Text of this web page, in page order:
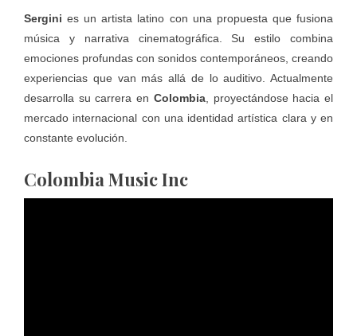
Sergini es un artista latino con una propuesta que fusiona
música y narrativa cinematográfica. Su estilo combina
emociones profundas con sonidos contemporáneos, creando
experiencias que van más allá de lo auditivo. Actualmente
desarrolla su carrera en Colombia, proyectándose hacia el
mercado internacional con una identidad artística clara y en
constante evolución.
Colombia Music Inc